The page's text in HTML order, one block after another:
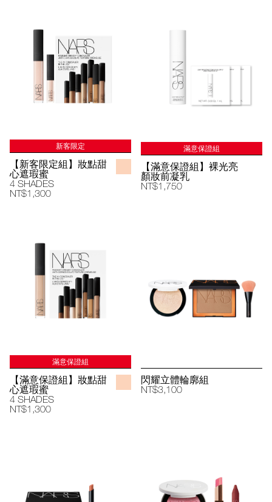
新客限定
【新客限定組】妝點甜
心遮瑕蜜
4 SHADES
NT$1,300
滿意保證組
【滿意保證組】裸光亮
顏妝前凝乳
NT$1,750
滿意保證組
【滿意保證組】妝點甜
心遮瑕蜜
4 SHADES
NT$1,300
閃耀立體輪廓組
NT$3,100